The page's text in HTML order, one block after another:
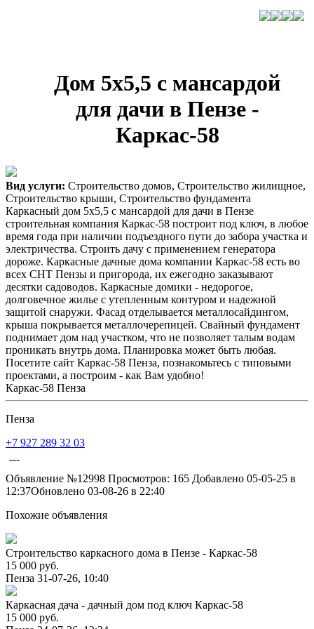
Дом 5х5,5 с мансардой
для дачи в Пензе -
Каркас-58
Вид услуги: Строительство домов, Строительство жилищное,
Строительство крыши, Строительство фундамента
Каркасный дом 5х5,5 с мансардой для дачи в Пензе
строительная компания Каркас-58 построит под ключ, в любое
время года при наличии подъездного пути до забора участка и
электричества. Строить дачу с применением генератора
дороже. Каркасные дачные дома компании Каркас-58 есть во
всех СНТ Пензы и пригорода, их ежегодно заказывают
десятки садоводов. Каркасные домики - недорогое,
долговечное жилье с утепленным контуром и надежной
защитой снаружи. Фасад отделывается металлосайдингом,
крыша покрывается металлочерепицей. Свайный фундамент
поднимает дом над участком, что не позволяет талым водам
проникать внутрь дома. Планировка может быть любая.
Посетите сайт Каркас-58 Пенза, познакомьтесь с типовыми
проектами, а построим - как Вам удобно!
Каркас-58 Пенза
Пенза
+7 927 289 32 03
---
Объявление №12998 Просмотров: 165 Добавлено 05-05-25 в
12:37Обновлено 03-08-26 в 22:40
Похожие объявления
Строительство каркасного дома в Пензе - Каркас-58
15 000 руб.
Пенза 31-07-26, 10:40
Каркасная дача - дачный дом под ключ Каркас-58
15 000 руб.